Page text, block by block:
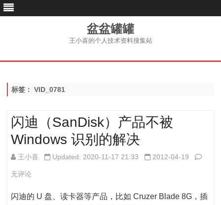
盆盆罐罐
王小喜的个人技术资料搜集站
跳
标签： VID_0781
闪迪（SanDisk）产品不被
Windows 识别的解决
王小喜 Updated: 2020-11-17 21:33 2012-04-19 闪
无评论
闪迪的 U 盘、读卡器等产品，比如 Cruzer Blade 8G，插